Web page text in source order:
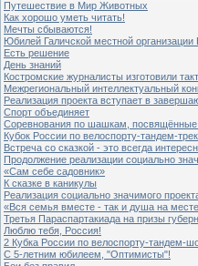
Путешествие в Мир Животных
Как хорошо уметь читать!
Мечты сбываются!
Юбилей Галичской местной
Есть решение
День знаний
Костромские журналисты изготовили
Межрегиональный интеллектуальный
Реализация проекта вступает в
Спорт объединяет
Соревнования по шашкам, посвящённые
Кубок России по велоспорту-тандем-трек
Встреча со сказкой - это всегда
Продолжение реализации социально
«Сам себе садовник»
К сказке в каникулы
Реализация социально значимого
«Вся семья вместе - так и душа на
Третья Параспартакиада на призы
Люблю тебя, Россия!
2 Кубка России по велоспорту-тандем-
С 5-летним юбилеем, "Оптимисты"!